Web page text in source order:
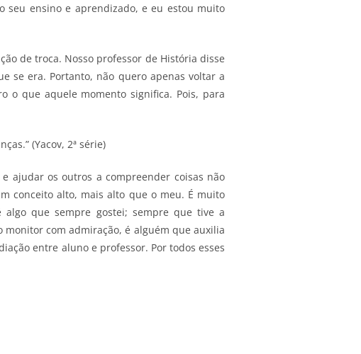
seu ensino e aprendizado, e eu estou muito
de troca. Nosso professor de História disse
se era. Portanto, não quero apenas voltar a
o que aquele momento significa. Pois, para
(Yacov, 2ª série)
ajudar os outros a compreender coisas não
conceito alto, mais alto que o meu. É muito
que sempre gostei; sempre que tive a
com admiração, é alguém que auxilia
entre aluno e professor. Por todos esses